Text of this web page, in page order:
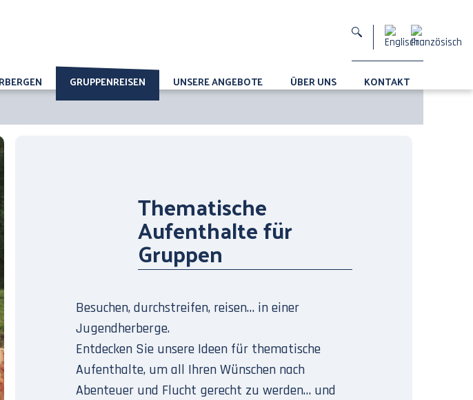
GRUPPENREISEN UNSERE ANGEBOTE ÜBER UNS KONTAKT
Thematische
Aufenthalte für
Gruppen
Besuchen, durchstreifen, reisen… in einer
Jugendherberge.
Entdecken Sie unsere Ideen für thematische
Aufenthalte, um all Ihren Wünschen nach
Abenteuer und Flucht gerecht zu werden… und